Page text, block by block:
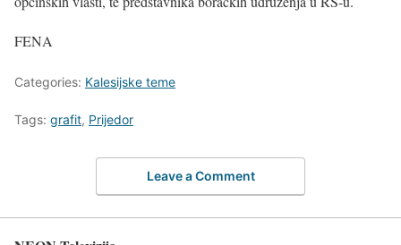
FENA
Categories: Kalesijske teme
Tags: grafit, Prijedor
Leave a Comment